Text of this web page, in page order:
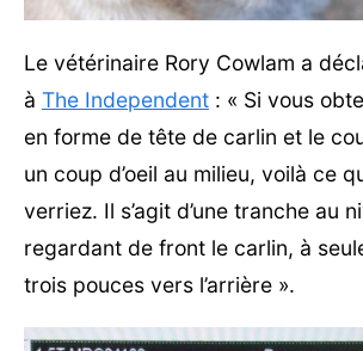
Le vétérinaire Rory Cowlam a
à The Independent : « Si vous
en forme de tête de carlin et le
un coup d’oeil au milieu, voilà ce
verriez. Il s’agit d’une tranche au
regardant de front le carlin, à
trois pouces vers l’arrière ».